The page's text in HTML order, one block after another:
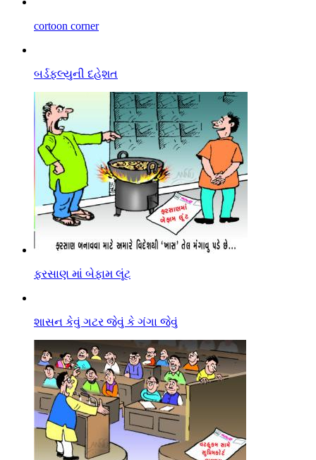
cortoon corner
બર્ડફલ્યુની દહેશત
ફરસાણ માં બેફામ લૂંટ
શાસન કેવું ગટર જેવું કે ગંગા જેવું